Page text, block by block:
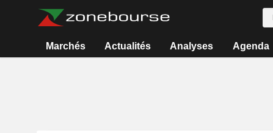
Marchés Actualités Analyses Agenda